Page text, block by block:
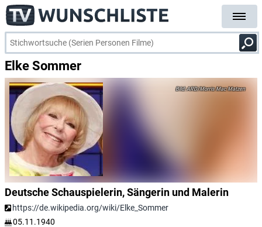
Elke Sommer
ARD/Morris Mac Matzen
Deutsche Schauspielerin, Sängerin und Malerin
https://de.wikipedia.org/wiki/Elke_Sommer
05.11.1940